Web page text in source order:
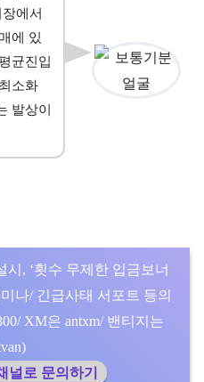
에서
에 있
균진입
소화
발상이
, ‘횟수 무제한 입금보너
나/ 긴급사태 서포트 등의
XM은 antxm/ 밴티지는
널로 문의하기